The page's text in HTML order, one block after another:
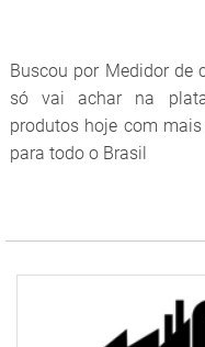
Buscou por Medidor de
só vai achar na
produtos hoje com
para todo o Brasil